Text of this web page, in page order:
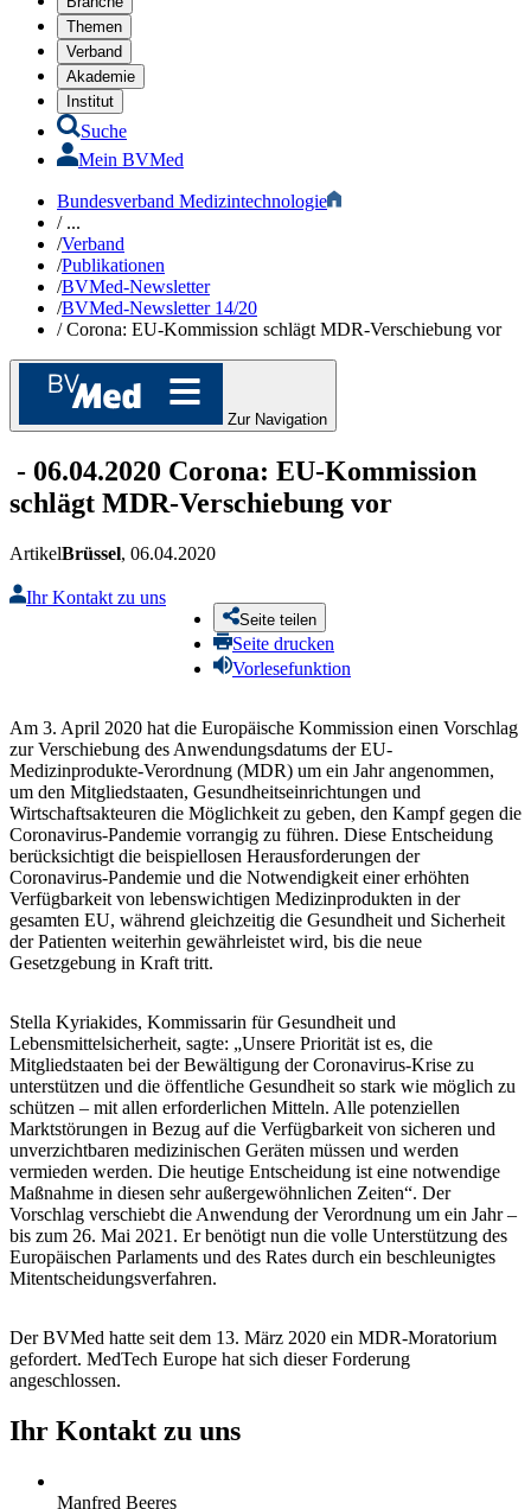
Themen
Verband
Akademie
Institut
Suche
Mein BVMed
Bundesverband Medizintechnologie
/...
/Verband
/Publikationen
/BVMed-Newsletter
/BVMed-Newsletter 14/20
/Corona: EU-Kommission schlägt MDR-Verschiebung vor
Zur Navigation
- 06.04.2020 Corona: EU-Kommission
schlägt MDR-Verschiebung vor
ArtikelBrüssel, 06.04.2020
Ihr Kontakt zu uns
Seite teilen
Seite drucken
Vorlesefunktion
Am 3. April 2020 hat die Europäische Kommission einen Vorschlag
zur Verschiebung des Anwendungsdatums der EU-
Medizinprodukte-Verordnung (MDR) um ein Jahr angenommen,
um den Mitgliedstaaten, Gesundheitseinrichtungen und
Wirtschaftsakteuren die Möglichkeit zu geben, den Kampf gegen die
Coronavirus-Pandemie vorrangig zu führen. Diese Entscheidung
berücksichtigt die beispiellosen Herausforderungen der
Coronavirus-Pandemie und die Notwendigkeit einer erhöhten
Verfügbarkeit von lebenswichtigen Medizinprodukten in der
gesamten EU, während gleichzeitig die Gesundheit und Sicherheit
der Patienten weiterhin gewährleistet wird, bis die neue
Gesetzgebung in Kraft tritt.
Stella Kyriakides, Kommissarin für Gesundheit und
Lebensmittelsicherheit, sagte: „Unsere Priorität ist es, die
Mitgliedstaaten bei der Bewältigung der Coronavirus-Krise zu
unterstützen und die öffentliche Gesundheit so stark wie möglich zu
schützen – mit allen erforderlichen Mitteln. Alle potenziellen
Marktstörungen in Bezug auf die Verfügbarkeit von sicheren und
unverzichtbaren medizinischen Geräten müssen und werden
vermieden werden. Die heutige Entscheidung ist eine notwendige
Maßnahme in diesen sehr außergewöhnlichen Zeiten“. Der
Vorschlag verschiebt die Anwendung der Verordnung um ein Jahr –
bis zum 26. Mai 2021. Er benötigt nun die volle Unterstützung des
Europäischen Parlaments und des Rates durch ein beschleunigtes
Mitentscheidungsverfahren.
Der BVMed hatte seit dem 13. März 2020 ein MDR-Moratorium
gefordert. MedTech Europe hat sich dieser Forderung
angeschlossen.
Ihr Kontakt zu uns
Manfred Beeres